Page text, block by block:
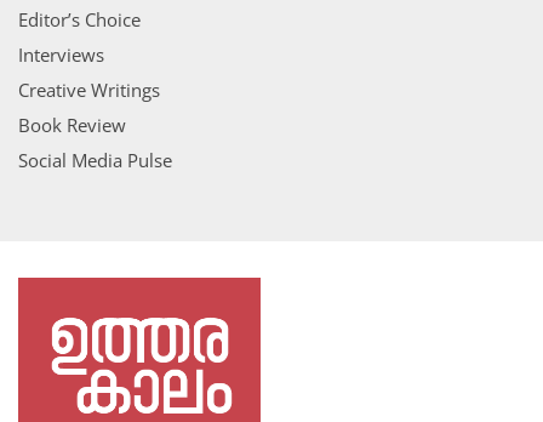
Editor’s Choice
Interviews
Creative Writings
Book Review
Social Media Pulse